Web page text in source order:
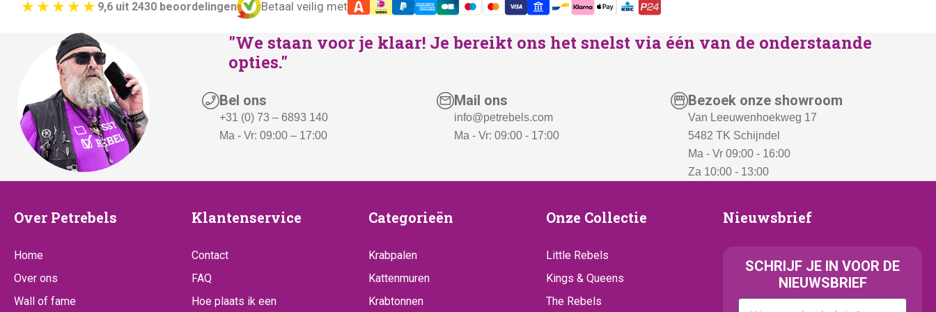
r
8
9
-
.
7
9
Betaal veilig met
9,6 uit 2430 beoordelingen
"We staan voor je klaar! Je bereikt ons het snelst via één van de onderstaande
opties."
Bel ons
+31 (0) 73 – 6893 140
Ma - Vr: 09:00 – 17:00
Mail ons
info@petrebels.com
Ma - Vr: 09:00 - 17:00
Bezoek onze showroom
Van Leeuwenhoekweg 17
5482 TK Schijndel
Ma - Vr 09:00 - 16:00
Za 10:00 - 13:00
Over
Petrebels
Over Petrebels
Home
Over ons
Wall of fame
Klantenservice
Klantenservice
Contact
FAQ
Hoe plaats ik een
Categorieën
Categorieën
Krabpalen
Kattenmuren
Krabtonnen
Onze
Collectie
Onze Collectie
Little Rebels
Kings & Queens
The Rebels
Nieuwsbrief
Nieuwsbrief
SCHRIJF JE IN VOOR DE
NIEUWSBRIEF
Kattenras